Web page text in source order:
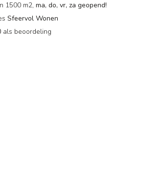
1500 m2,ma, do, vr, za geopend!
Sfeervol Wonen
als beoordeling